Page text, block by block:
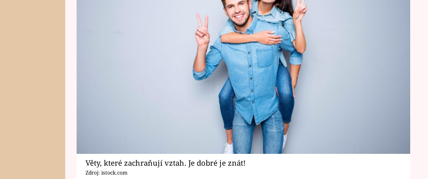
Věty, které zachraňují vztah. Je dobré je znát!
Zdroj: istock.com